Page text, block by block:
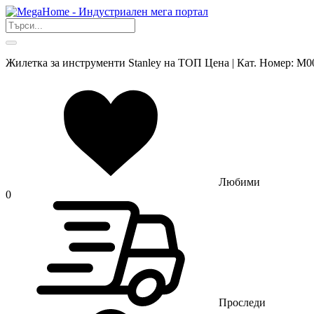
Жилетка за инструменти Stanley на ТОП Цена | Кат. Номер:
Любими
0
Проследи